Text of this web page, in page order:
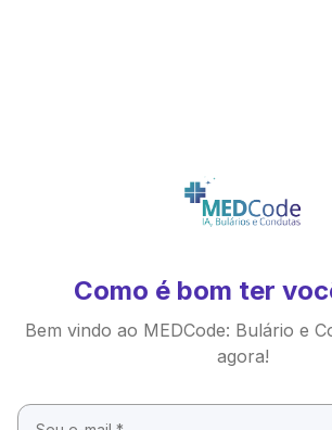
Como é bom ter
Bem vindo ao MEDCode: Bulário e
agora!